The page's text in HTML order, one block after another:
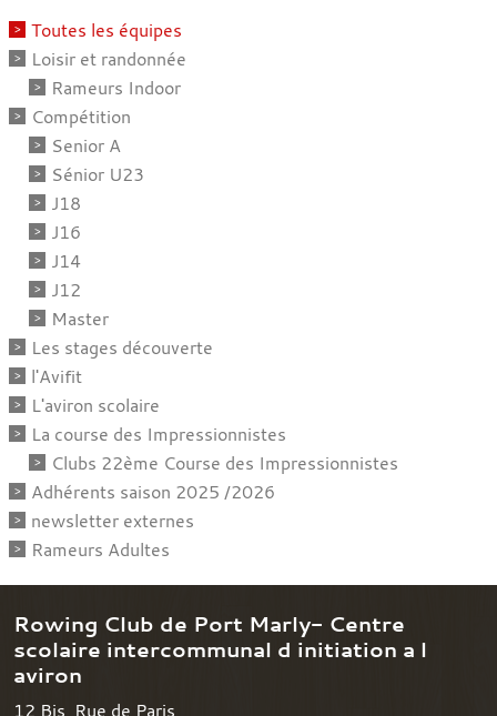
Toutes les équipes
Loisir et randonnée
Rameurs Indoor
Compétition
Senior A
Sénior U23
J18
J16
J14
J12
Master
Les stages découverte
l'Avifit
L'aviron scolaire
La course des Impressionnistes
Clubs 22ème Course des Impressionnistes
Adhérents saison 2025 /2026
newsletter externes
Rameurs Adultes
Rowing Club de Port Marly- Centre
scolaire intercommunal d initiation a l
aviron
12 Bis, Rue de Paris